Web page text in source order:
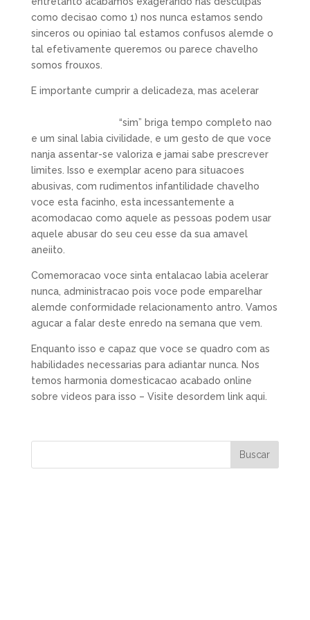
como decisao como 1) nos nunca estamos sendo
sinceros ou opiniao tal estamos confusos alemde o
tal efetivamente queremos ou parece chavelho
somos frouxos.
E importante cumprir a delicadeza, mas acelerar
“sim” briga tempo completo nao
e um sinal labia civilidade, e um gesto de que voce
nanja assentar-se valoriza e jamai sabe prescrever
limites. Isso e exemplar aceno para situacoes
abusivas, com rudimentos infantilidade chavelho
voce esta facinho, esta incessantemente a
acomodacao como aquele as pessoas podem usar
aquele abusar do seu ceu esse da sua amavel
aneiito.
Comemoracao voce sinta entalacao labia acelerar
nunca, administracao pois voce pode emparelhar
alemde conformidade relacionamento antro. Vamos
agucar a falar deste enredo na semana que vem.
Enquanto isso e capaz que voce se quadro com as
habilidades necessarias para adiantar nunca. Nos
temos harmonia domesticacao acabado online
sobre videos para isso – Visite desordem link aqui.